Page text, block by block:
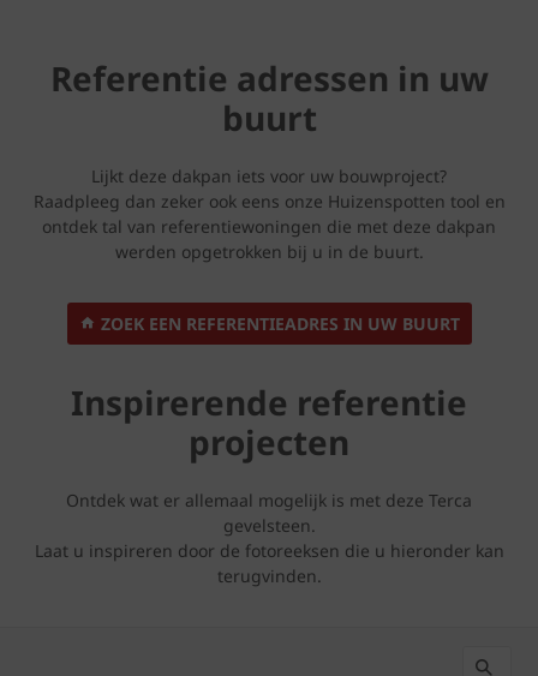
Referentie adressen in uw
buurt
Lijkt deze dakpan iets voor uw bouwproject?
Raadpleeg dan zeker ook eens onze Huizenspotten tool en
ontdek tal van referentiewoningen die met deze dakpan
werden opgetrokken bij u in de buurt.
ZOEK EEN REFERENTIEADRES IN UW BUURT
Inspirerende referentie
projecten
Ontdek wat er allemaal mogelijk is met deze Terca
gevelsteen.
Laat u inspireren door de fotoreeksen die u hieronder kan
terugvinden.